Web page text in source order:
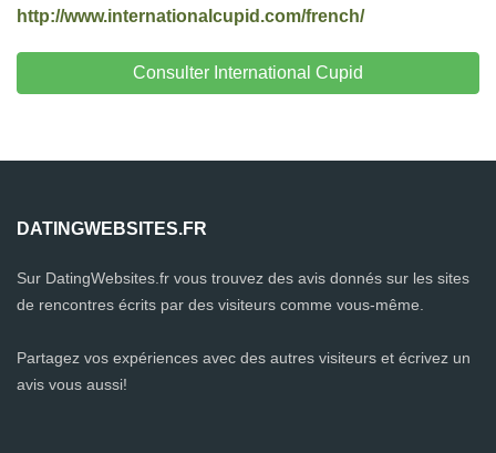
http://www.internationalcupid.com/french/
Consulter International Cupid
DATINGWEBSITES.FR
Sur DatingWebsites.fr vous trouvez des avis donnés sur les sites
de rencontres écrits par des visiteurs comme vous-même.
Partagez vos expériences avec des autres visiteurs et écrivez un
avis vous aussi!